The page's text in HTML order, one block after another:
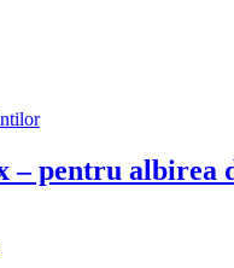
– pentru albirea